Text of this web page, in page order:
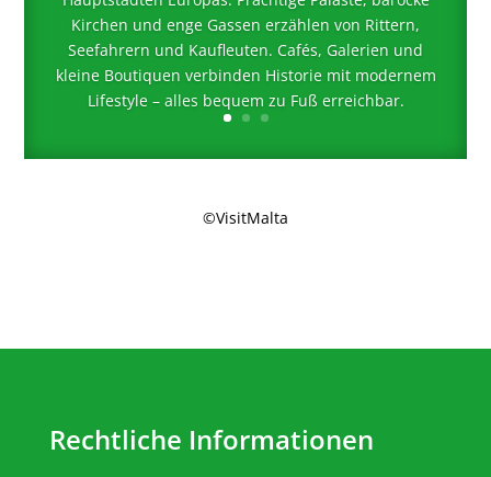
Kirchen und enge Gassen erzählen von Rittern,
Seefahrern und Kaufleuten. Cafés, Galerien und
kleine Boutiquen verbinden Historie mit modernem
Lifestyle – alles bequem zu Fuß erreichbar.
©VisitMalta
Rechtliche Informationen